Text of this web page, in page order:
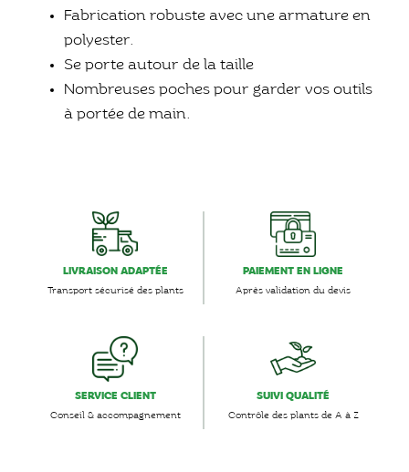
Fabrication robuste avec une armature en
polyester.
Se porte autour de la taille
Nombreuses poches pour garder vos outils
à portée de main.
LIVRAISON ADAPTÉE
Transport sécurisé des plants
PAIEMENT EN LIGNE
Après validation du devis
SERVICE CLIENT
Conseil & accompagnement
SUIVI QUALITÉ
Contrôle des plants de A à Z